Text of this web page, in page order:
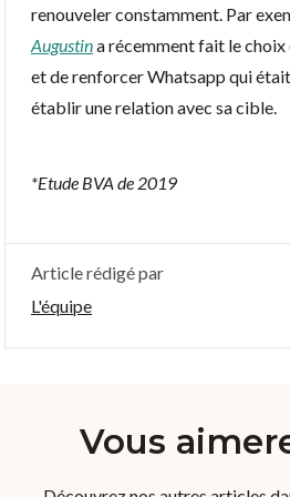
renouveler constamment. Par
Augustina récemment fait le choix
et de renforcer Whatsapp qui
établir une relation avec sa cible.
*Etude BVA de 2019
Article rédigé par
L'équipe
Vous